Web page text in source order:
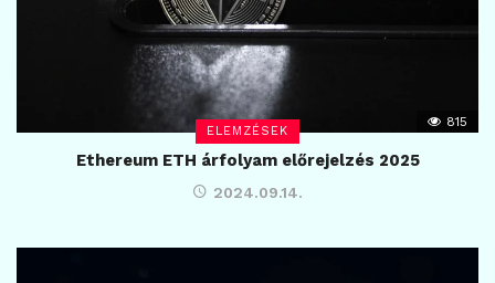
ELEMZÉSEK
815
Ethereum ETH árfolyam előrejelzés 2025
2024.09.14.